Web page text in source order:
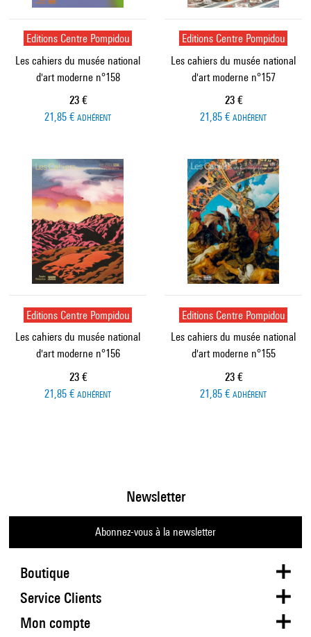
Editions Centre Pompidou
Les cahiers du musée national
d'art moderne n°158
Prix ​​actuel
23 €
21,85 € ADHÉRENT
Editions Centre Pompidou
Les cahiers du musée national
d'art moderne n°157
Prix ​​actuel
23 €
21,85 € ADHÉRENT
Editions Centre Pompidou
Les cahiers du musée national
d'art moderne n°156
Prix ​​actuel
23 €
21,85 € ADHÉRENT
Editions Centre Pompidou
Les cahiers du musée national
d'art moderne n°155
Prix ​​actuel
23 €
21,85 € ADHÉRENT
Boutique
Newsletter
Abonnez-vous à la newsletter
Service Clients
Mon compte